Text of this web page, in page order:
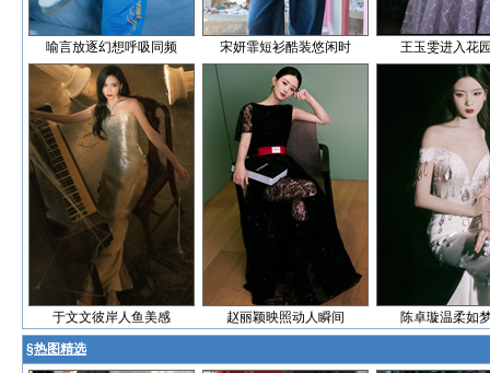
喻言放逐幻想呼吸同频 宋妍霏短衫酷装悠闲时 王玉雯进入花
于文文彼岸人鱼美感 赵丽颖映照动人瞬间 陈卓璇温柔如
§热图精选